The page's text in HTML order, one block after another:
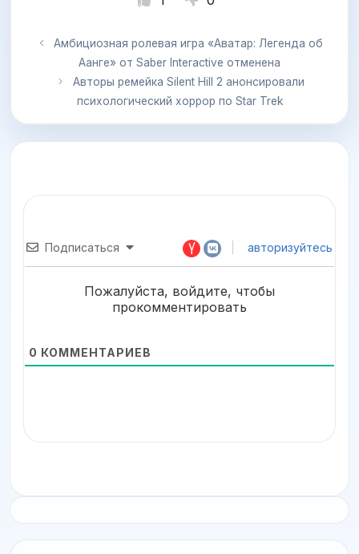
Амбициозная ролевая игра «Аватар: Легенда об
Аанге» от Saber Interactive отменена
Авторы ремейка Silent Hill 2 анонсировали
психологический хоррор по Star Trek
Подписаться авторизуйтесь
Пожалуйста, войдите, чтобы
прокомментировать
0 КОММЕНТАРИЕВ